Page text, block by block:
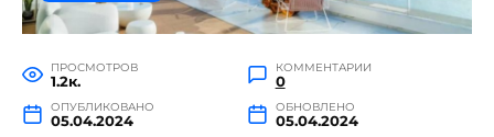
ПРОСМОТРОВ
1.2к.
КОММЕНТАРИИ
0
ОПУБЛИКОВАНО
05.04.2024
ОБНОВЛЕНО
05.04.2024